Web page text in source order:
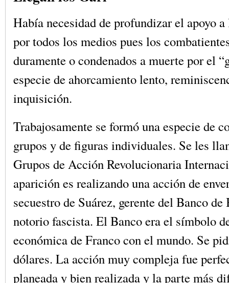
Había necesidad de profundizar el apoyo
por todos los medios pues los
duramente o condenados a muerte por el
especie de ahorcamiento lento,
inquisición.
Trabajosamente se formó una especie de
grupos y de figuras individuales. Se les
Grupos de Acción Revolucionaria
aparición es realizando una acción de
secuestro de Suárez, gerente del Banco
notorio fascista. El Banco era el símbolo
económica de Franco con el mundo. Se
dólares. La acción muy compleja fue
planeada y bien realizada y la parte más